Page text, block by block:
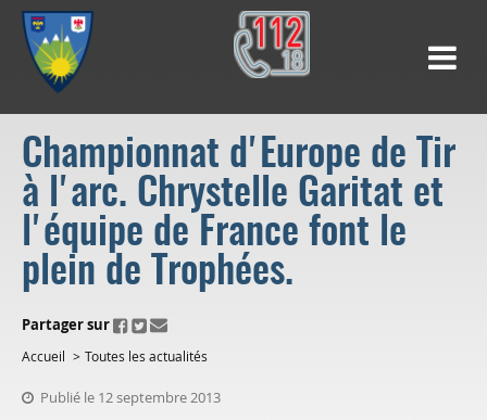
Championnat d'Europe de Tir
à l'arc. Chrystelle Garitat et
l'équipe de France font le
plein de Trophées.
ui.fo.accessibility.echappement.partage
Partager sur
Accueil Toutes les actualités
Publié le 12 septembre 2013